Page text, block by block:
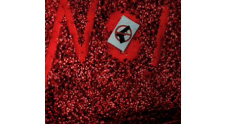
AGGIUNGI AL CARRELLO